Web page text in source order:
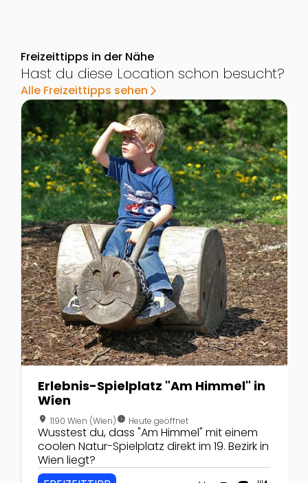
Freizeittipps in der Nähe
Hast du diese Location schon besucht?
Alle Freizeittipps sehen arrow_forward_ios
Zur Detailseite von Erlebnis-Spielplatz "Am Himmel"
Erlebnis-Spielplatz "Am Himmel" in
Wien
location_on 1190 Wien (Wien)nest_clock_farsight_analog Heute geöffnet
Wusstest du, dass "Am Himmel" mit einem
coolen Natur-Spielplatz direkt im 19. Bezirk in
Wien liegt?